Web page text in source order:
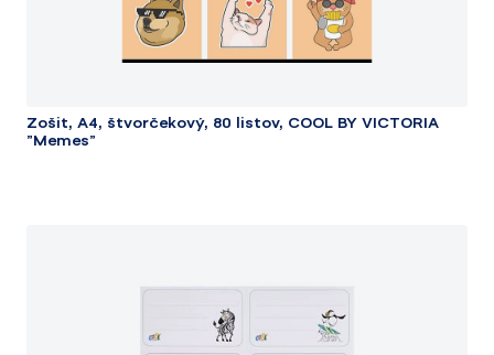
Zošit, A4, štvorčekový, 80 listov, COOL BY VICTORIA
"Memes"